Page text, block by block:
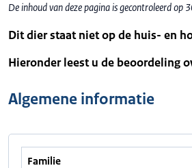
De inhoud van deze pagina is gecontroleerd op
Dit dier staat niet op de huis- en
Hieronder leest u de beoordeling
Algemene informatie
Familie